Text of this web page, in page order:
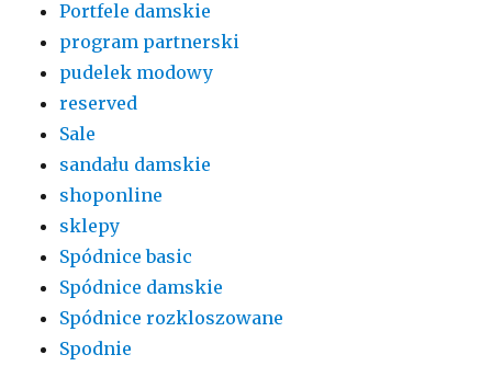
Portfele damskie
program partnerski
pudelek modowy
reserved
Sale
sandału damskie
shoponline
sklepy
Spódnice basic
Spódnice damskie
Spódnice rozkloszowane
Spodnie